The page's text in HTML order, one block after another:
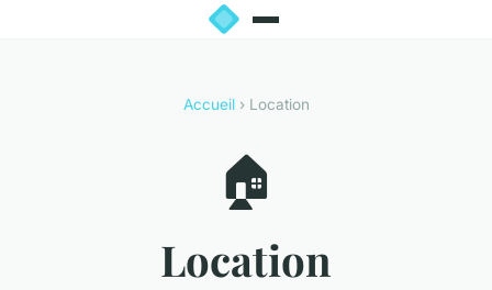
Accueil› Location
🏠
Location